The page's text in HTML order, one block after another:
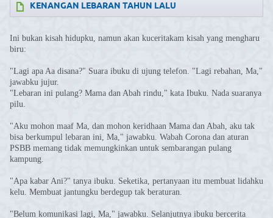
KENANGAN LEBARAN TAHUN LALU
Ini bukan kisah hidupku, namun akan kuceritakam kisah yang mengharu
biru:
"Lagi apa Aa disana?" Suara ibuku di ujung telefon. "Lagi rebahan, Ma,"
jawabku jujur.
"Lebaran ini pulang? Mama dan Abah rindu," kata Ibuku. Nada suaranya
pilu.
"Aku mohon maaf Ma, dan mohon keridhaan Mama dan Abah, aku tak
bisa berkumpul lebaran ini, Ma," jawabku. Wabah Corona dan aturan
PSBB memang tidak memungkinkan untuk sembarangan pulang
kampung.
"Apa kabar Ani?" tanya ibuku. Seketika, pertanyaan itu membuat lidahku
kelu. Membuat jantungku berdegup tak beraturan.
"Belum komunikasi lagi, Ma," jawabku. Selanjutnya ibuku bercerita